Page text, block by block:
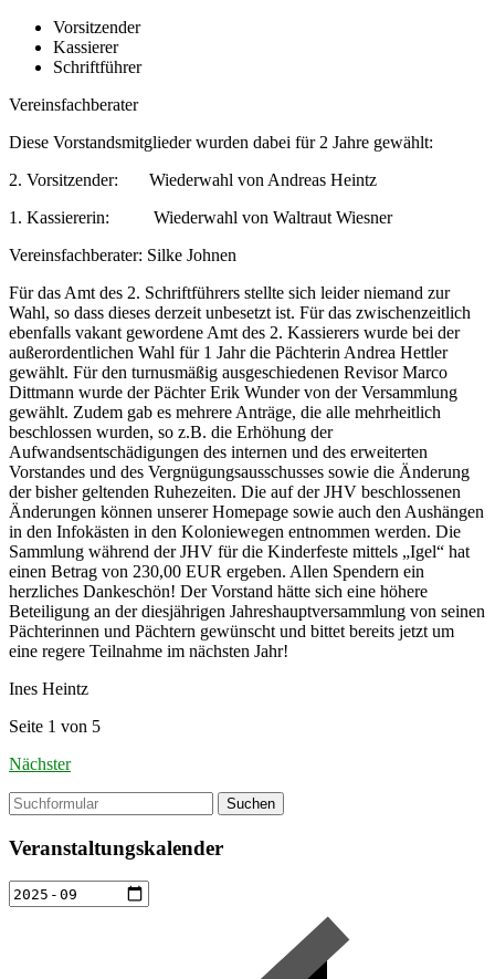
Vorsitzender
Kassierer
Schriftführer
Vereinsfachberater
Diese Vorstandsmitglieder wurden dabei für 2 Jahre gewählt:
2. Vorsitzender: Wiederwahl von Andreas Heintz
1. Kassiererin: Wiederwahl von Waltraut Wiesner
Vereinsfachberater: Silke Johnen
Für das Amt des 2. Schriftführers stellte sich leider niemand zur
Wahl, so dass dieses derzeit unbesetzt ist. Für das zwischenzeitlich
ebenfalls vakant gewordene Amt des 2. Kassierers wurde bei der
außerordentlichen Wahl für 1 Jahr die Pächterin Andrea Hettler
gewählt. Für den turnusmäßig ausgeschiedenen Revisor Marco
Dittmann wurde der Pächter Erik Wunder von der Versammlung
gewählt. Zudem gab es mehrere Anträge, die alle mehrheitlich
beschlossen wurden, so z.B. die Erhöhung der
Aufwandsentschädigungen des internen und des erweiterten
Vorstandes und des Vergnügungsausschusses sowie die Änderung
der bisher geltenden Ruhezeiten. Die auf der JHV beschlossenen
Änderungen können unserer Homepage sowie auch den Aushängen
in den Infokästen in den Koloniewegen entnommen werden. Die
Sammlung während der JHV für die Kinderfeste mittels „Igel“ hat
einen Betrag von 230,00 EUR ergeben. Allen Spendern ein
herzliches Dankeschön! Der Vorstand hätte sich eine höhere
Beteiligung an der diesjährigen Jahreshauptversammlung von seinen
Pächterinnen und Pächtern gewünscht und bittet bereits jetzt um
eine regere Teilnahme im nächsten Jahr!
Ines Heintz
Seite 1 von 5
Nächster
Suchen
Veranstaltungskalender